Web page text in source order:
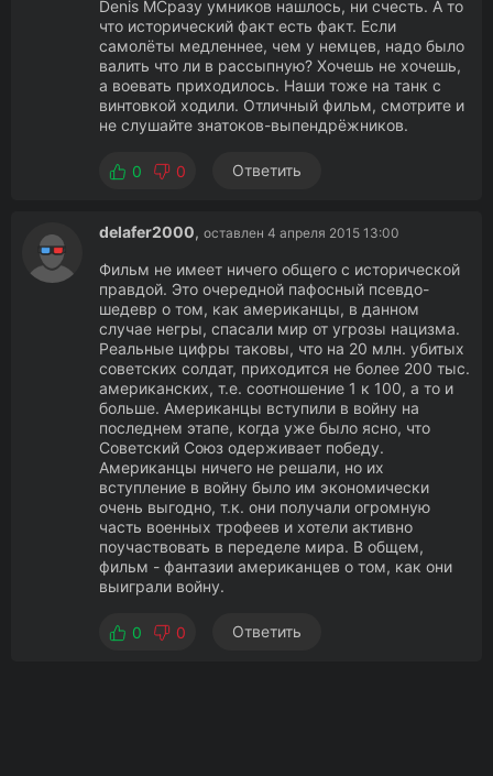
Denis MСразу умников нашлось, ни счесть. А то
что исторический факт есть факт. Если
самолёты медленнее, чем у немцев, надо было
валить что ли в рассыпную? Хочешь не хочешь,
а воевать приходилось. Наши тоже на танк с
винтовкой ходили. Отличный фильм, смотрите и
не слушайте знатоков-выпендрёжников.
0 0 Ответить
delafer2000, оставлен 4 апреля 2015 13:00
Фильм не имеет ничего общего с исторической
правдой. Это очередной пафосный псевдо-
шедевр о том, как американцы, в данном
случае негры, спасали мир от угрозы нацизма.
Реальные цифры таковы, что на 20 млн. убитых
советских солдат, приходится не более 200 тыс.
американских, т.е. соотношение 1 к 100, а то и
больше. Американцы вступили в войну на
последнем этапе, когда уже было ясно, что
Советский Союз одерживает победу.
Американцы ничего не решали, но их
вступление в войну было им экономически
очень выгодно, т.к. они получали огромную
часть военных трофеев и хотели активно
поучаствовать в переделе мира. В общем,
фильм - фантазии американцев о том, как они
выиграли войну.
0 0 Ответить